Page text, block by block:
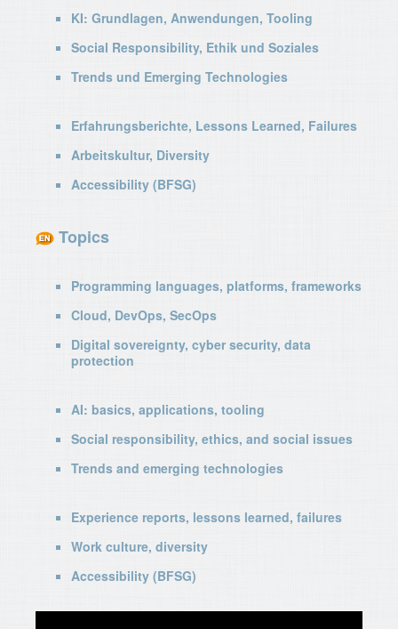
KI: Grundlagen, Anwendungen, Tooling
Social Responsibility, Ethik und Soziales
Trends und Emerging Technologies
Erfahrungsberichte, Lessons Learned, Failures
Arbeitskultur, Diversity
Accessibility (BFSG)
Topics
Programming languages, platforms, frameworks
Cloud, DevOps, SecOps
Digital sovereignty, cyber security, data
protection
AI: basics, applications, tooling
Social responsibility, ethics, and social issues
Trends and emerging technologies
Experience reports, lessons learned, failures
Work culture, diversity
Accessibility (BFSG)